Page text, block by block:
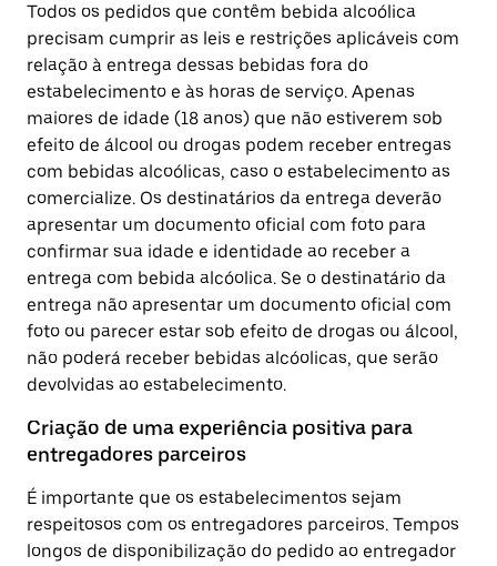
Todos os pedidos que contêm bebida alcoólica
precisam cumprir as leis e restrições aplicáveis com
relação à entrega dessas bebidas fora do
estabelecimento e às horas de serviço. Apenas
maiores de idade (18 anos) que não estiverem sob
efeito de álcool ou drogas podem receber entregas
com bebidas alcoólicas, caso o estabelecimento as
comercialize. Os destinatários da entrega deverão
apresentar um documento oficial com foto para
confirmar sua idade e identidade ao receber a
entrega com bebida alcóolica. Se o destinatário da
entrega não apresentar um documento oficial com
foto ou parecer estar sob efeito de drogas ou álcool,
não poderá receber bebidas alcóolicas, que serão
devolvidas ao estabelecimento.
Criação de uma experiência positiva para
entregadores parceiros
É importante que os estabelecimentos sejam
respeitosos com os entregadores parceiros. Tempos
longos de disponibilização do pedido ao entregador